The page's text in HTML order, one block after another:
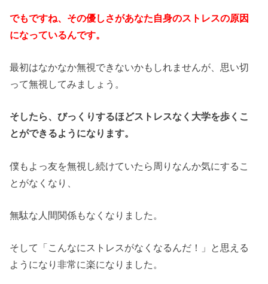
でもですね、その優しさがあなた自身のストレスの原因
になっているんです。
最初はなかなか無視できないかもしれませんが、思い切
って無視してみましょう。
そしたら、びっくりするほどストレスなく大学を歩くこ
とができるようになります。
僕もよっ友を無視し続けていたら周りなんか気にするこ
とがなくなり、
無駄な人間関係もなくなりました。
そして「こんなにストレスがなくなるんだ！」と思える
ようになり非常に楽になりました。